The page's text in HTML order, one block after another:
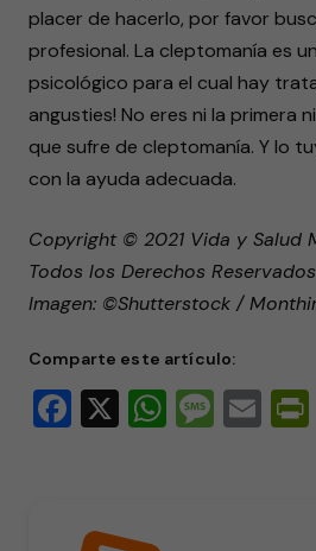
placer de hacerlo, por favor
profesional. La cleptomanía es
psicológico para el cual hay
angusties! No eres ni la primera
que sufre de cleptomanía. Y lo
con la ayuda adecuada.
Copyright © 2021 Vida y Salud
Todos los Derechos
Imagen: ©Shutterstock /
Comparte este artículo:
Facebook
X